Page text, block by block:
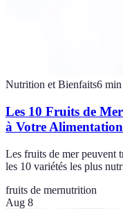
Nutrition et Bienfaits6 min
Les 10 Fruits de
à Votre Alimentation
Les fruits de mer peuvent
les 10 variétés les plus
fruits de mernutrition
Aug 8